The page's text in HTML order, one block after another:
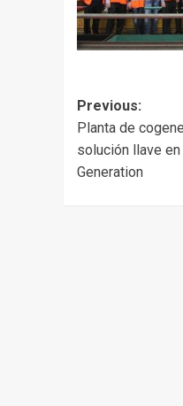
Post
Previous:
Planta de
solución llave
Generation